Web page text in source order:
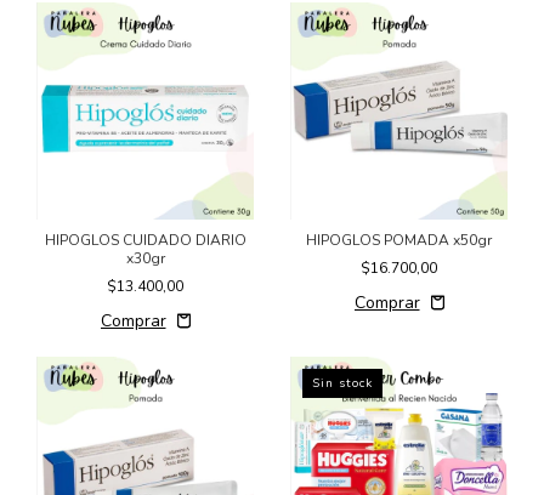
HIPOGLOS CUIDADO DIARIO
x30gr
$13.400,00
HIPOGLOS POMADA x50gr
$16.700,00
Sin stock